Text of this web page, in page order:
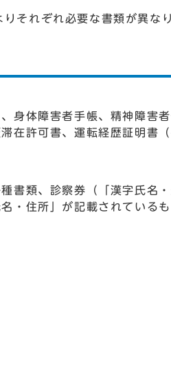
それぞれ必要な書類が異な
身体障害者手帳、精神障害者
在許可書、運転経歴証明書
書類、診察券（「漢字氏名
・住所」が記載されている